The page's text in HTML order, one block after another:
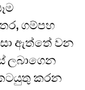
ගම්පහ
ඇත්තේ වන
ලබාගෙන
කරන